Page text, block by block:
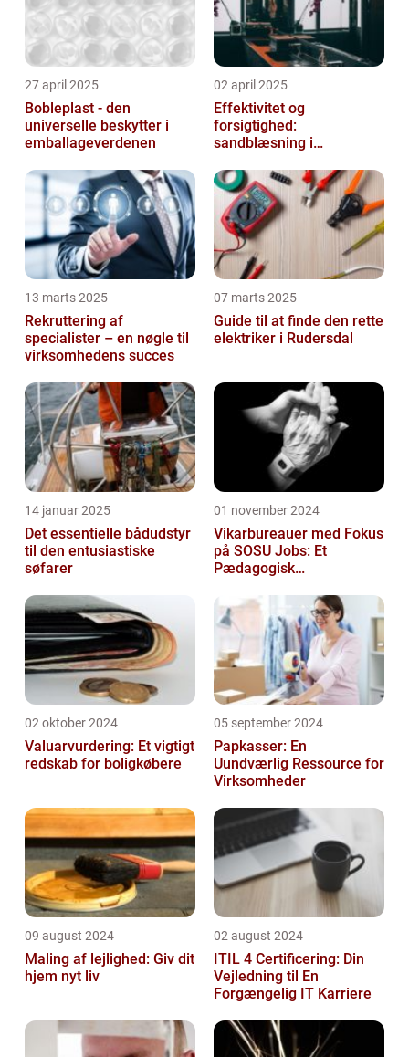
27 april 2025
Bobleplast - den
universelle beskytter i
emballageverdenen
02 april 2025
Effektivitet og
forsigtighed:
sandblæsning i
13 marts 2025
Rekruttering af
specialister – en nøgle til
virksomhedens succes
07 marts 2025
Guide til at finde den rette
elektriker i Rudersdal
14 januar 2025
Det essentielle bådudstyr
til den entusiastiske
søfarer
01 november 2024
Vikarbureauer med Fokus
på SOSU Jobs: Et
Pædagogisk
02 oktober 2024
Valuarvurdering: Et vigtigt
redskab for boligkøbere
05 september 2024
Papkasser: En
Uundværlig Ressource for
Virksomheder
09 august 2024
Maling af lejlighed: Giv dit
hjem nyt liv
02 august 2024
ITIL 4 Certificering: Din
Vejledning til En
Forgængelig IT Karriere